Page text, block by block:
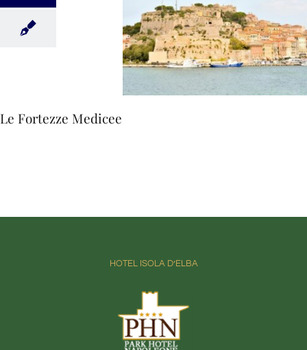
Le Fortezze Medicee
HOTEL ISOLA D’ELBA